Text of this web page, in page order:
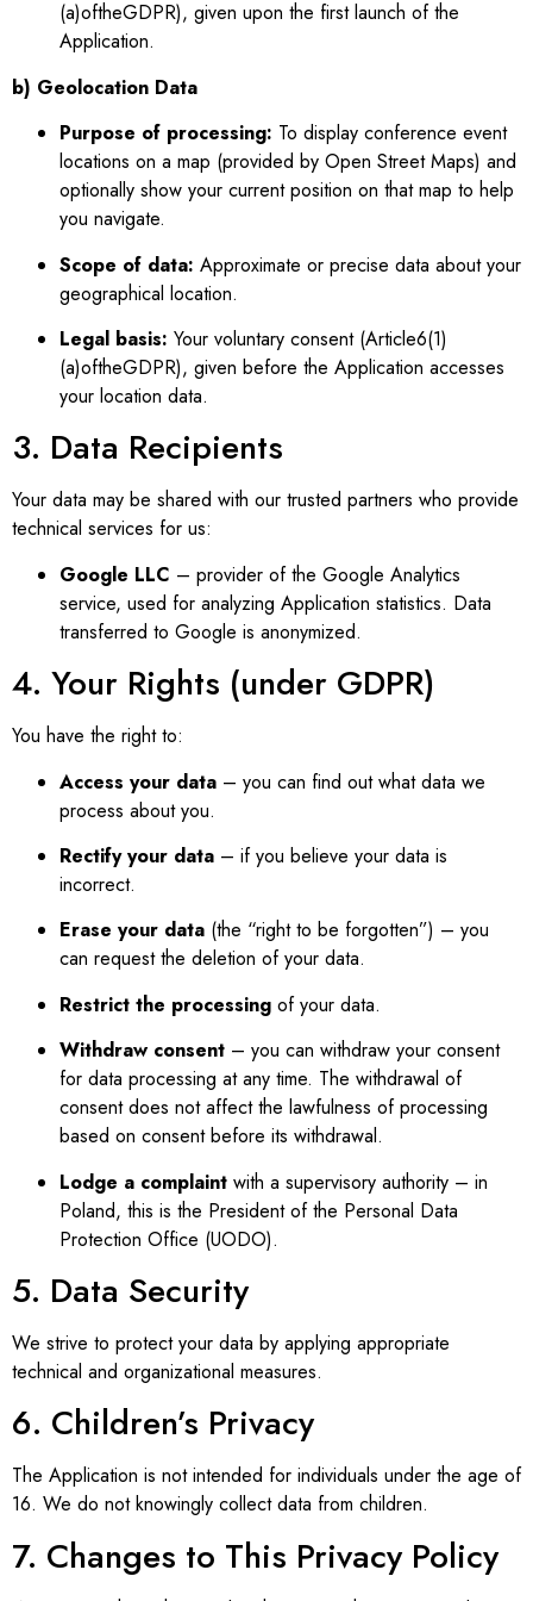
(a)oftheGDPR), given upon the first launch of the
Application.
b) Geolocation Data
Purpose of processing: To display conference event
locations on a map (provided by Open Street Maps) and
optionally show your current position on that map to help
you navigate.
Scope of data: Approximate or precise data about your
geographical location.
Legal basis: Your voluntary consent (Article6(1)
(a)oftheGDPR), given before the Application accesses
your location data.
3. Data Recipients
Your data may be shared with our trusted partners who provide
technical services for us:
Google LLC – provider of the Google Analytics
service, used for analyzing Application statistics. Data
transferred to Google is anonymized.
4. Your Rights (under GDPR)
You have the right to:
Access your data – you can find out what data we
process about you.
Rectify your data – if you believe your data is
incorrect.
Erase your data (the “right to be forgotten”) – you
can request the deletion of your data.
Restrict the processing of your data.
Withdraw consent – you can withdraw your consent
for data processing at any time. The withdrawal of
consent does not affect the lawfulness of processing
based on consent before its withdrawal.
Lodge a complaint with a supervisory authority – in
Poland, this is the President of the Personal Data
Protection Office (UODO).
5. Data Security
We strive to protect your data by applying appropriate
technical and organizational measures.
6. Children’s Privacy
The Application is not intended for individuals under the age of
16. We do not knowingly collect data from children.
7. Changes to This Privacy Policy